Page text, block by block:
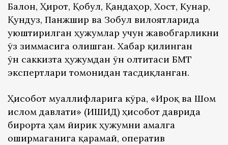
Бағлон, Ҳирот, Қобул, Қандаҳор, Хост, Кунар,
Қундуз, Панжшир ва Зобул вилоятларида
уюштирилган ҳужумлар учун жавобгарликни
ўз зиммасига олишган. Хабар қилинган
ўн саккизта ҳужумдан ўн олтитаси БМТ
экспертлари томонидан тасдиқланган.
Ҳисобот муаллифларига кўра, «Ироқ ва Шом
ислом давлати» (ИШИД) ҳисобот даврида
бирорта ҳам йирик ҳужумни амалга
оширмаганига қарамай, оператив